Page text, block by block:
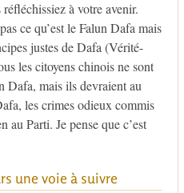
à votre avenir.
ce qu’est le Falun Dafa mais
justes de Dafa (Vérité-
les citoyens chinois ne sont
Dafa, mais ils devraient au
les crimes odieux commis
au Parti. Je pense que c’est
une voie à suivre